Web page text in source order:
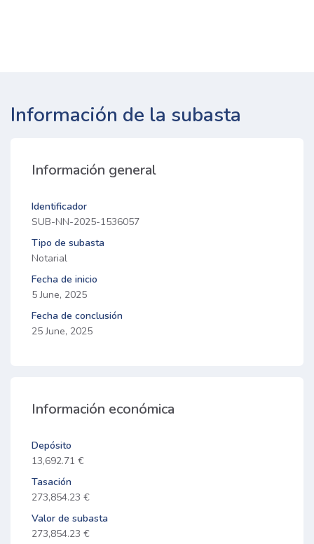
Información de la subasta
Información general
Identificador
SUB-NN-2025-1536057
Tipo de subasta
Notarial
Fecha de inicio
5 June, 2025
Fecha de conclusión
25 June, 2025
Información económica
Depósito
13,692.71 €
Tasación
273,854.23 €
Valor de subasta
273,854.23 €